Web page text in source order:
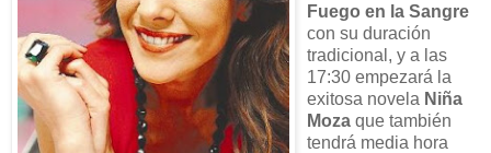
Fuego en la Sangre
con su duración
tradicional, y a las
17:30 empezará la
exitosa novela Niña
Moza que también
tendrá media hora